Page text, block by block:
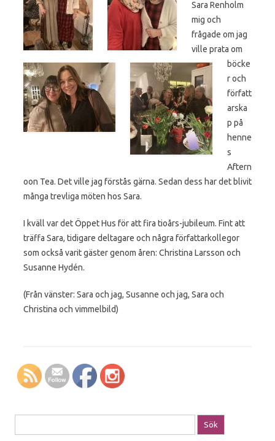
Sara Renholm
mig och
frågade om jag
ville prata om
böcke
r och
författ
arska
p på
henne
s
Aftern
oon Tea. Det ville jag förstås gärna. Sedan dess har det blivit
många trevliga möten hos Sara.
I kväll var det Öppet Hus för att fira tioårs-jubileum. Fint att
träffa Sara, tidigare deltagare och några författarkollegor
som också varit gäster genom åren: Christina Larsson och
Susanne Hydén.
(Från vänster: Sara och jag, Susanne och jag, Sara och
Christina och vimmelbild)